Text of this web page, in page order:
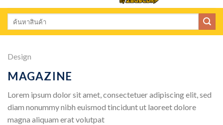
Search
Design
MAGAZINE
Lorem ipsum dolor sit amet, consectetuer adipiscing elit, sed
diam nonummy nibh euismod tincidunt ut laoreet dolore
magna aliquam erat volutpat